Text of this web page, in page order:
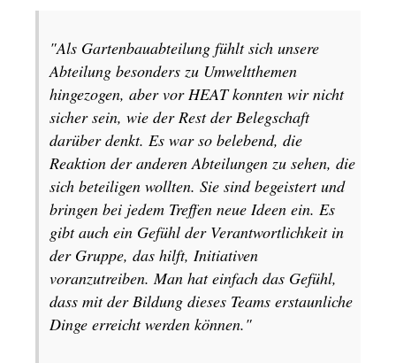
"Als Gartenbauabteilung fühlt sich unsere
Abteilung besonders zu Umweltthemen
hingezogen, aber vor HEAT konnten wir nicht
sicher sein, wie der Rest der Belegschaft
darüber denkt. Es war so belebend, die
Reaktion der anderen Abteilungen zu sehen, die
sich beteiligen wollten. Sie sind begeistert und
bringen bei jedem Treffen neue Ideen ein. Es
gibt auch ein Gefühl der Verantwortlichkeit in
der Gruppe, das hilft, Initiativen
voranzutreiben. Man hat einfach das Gefühl,
dass mit der Bildung dieses Teams erstaunliche
Dinge erreicht werden können."